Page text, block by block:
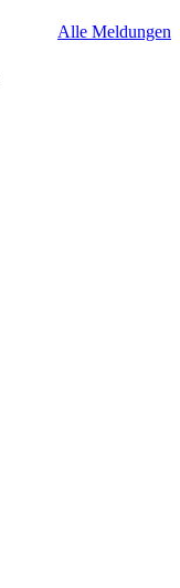
Alle Meldungen